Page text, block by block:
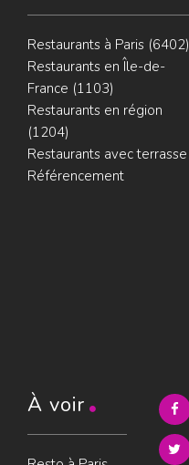
Restaurants à Paris (6402)
Restaurants en Île-de-
France (1103)
Restaurants en région
(1204)
Restaurants avec terrasse
Référencement
À voir